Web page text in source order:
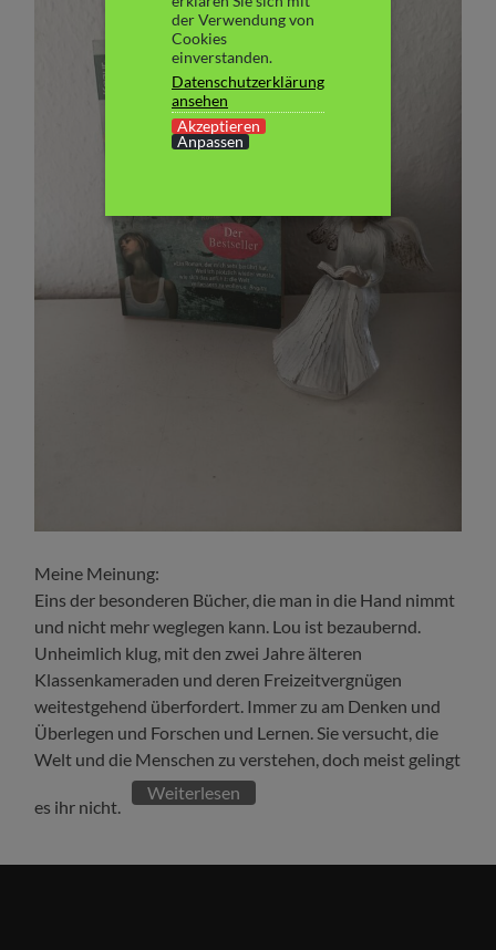
Meine Meinung:
Eins der besonderen Bücher, die man in die Hand nimmt
und nicht mehr weglegen kann. Lou ist bezaubernd.
Unheimlich klug, mit den zwei Jahre älteren
Klassenkameraden und deren Freizeitvergnügen
weitestgehend überfordert. Immer zu am Denken und
Überlegen und Forschen und Lernen. Sie versucht, die
Welt und die Menschen zu verstehen, doch meist gelingt
es ihr nicht.
Weiterlesen
der Verwendung von
Cookies
einverstanden.
Datenschutzerklärung
ansehen
Akzeptieren
Anpassen